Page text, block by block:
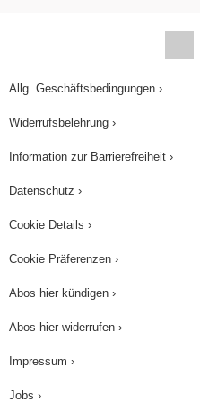
- z.b. über den Speichel
Menschen übertragbar.
Nahrungsmittelreste des
Nahrungsangebot
Allg. Geschäftsbedingungen ›
Widerrufsbelehrung ›
Information zur Barrierefreiheit ›
Datenschutz ›
Cookie Details ›
Cookie Präferenzen ›
Abos hier kündigen ›
Abos hier widerrufen ›
Impressum ›
Jobs ›